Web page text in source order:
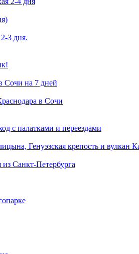
3 дня.
Сочи на 7 дней
в Сочи
с палатками и переездами
Генуэзская крепость и вулкан
Санкт-Петербурга